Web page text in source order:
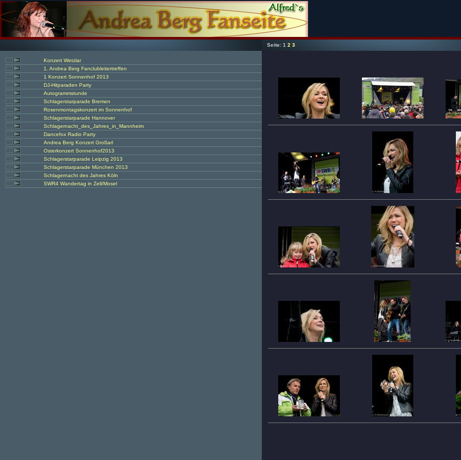
Seite: 1 2 3
Konzert Wetzlar
1. Andrea Berg Fanclubleitertreffen
1 Konzert Sonnenhof 2013
DJ-Hitparaden Party
Autogrammstunde
Schlagerstarparade Bremen
Rosenmontagskonzert im Sonnenhof
Schlagerstarparade Hannover
Schlagernacht_des_Jahres_in_Mannheim
Dancefox Radio Party
Andrea Berg Konzert Großarl
Osterkonzert Sonnenhof2013
Schlagerstarparade Leipzig 2013
Schlagerstarparade München 2013
Schlagernacht des Jahres Köln
SWR4 Wandertag in Zell/Mosel